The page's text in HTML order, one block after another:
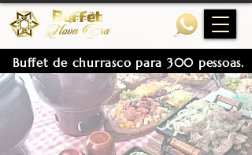
Buffet de churrasco para 300 pessoas.